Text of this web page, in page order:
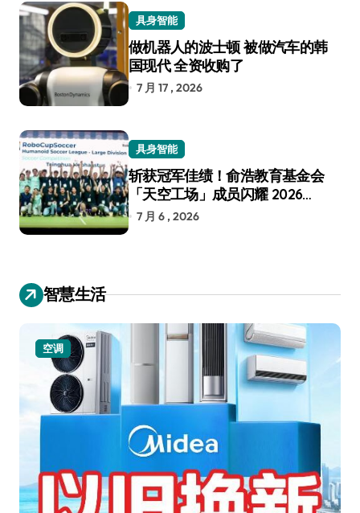
具身智能
做机器人的波士顿 被做汽车的韩
国现代 全资收购了
7 月 17 , 2026
具身智能
斩获冠军佳绩！俞浩教育基金会
「天空工场」成员闪耀 2026
RoboCup 机器人世界杯
7 月 6 , 2026
智慧生活
空调